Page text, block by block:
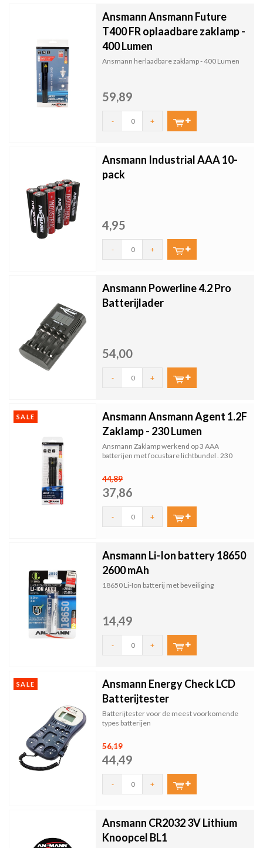
Ansmann Ansmann Future
T400 FR oplaadbare zaklamp -
400 Lumen
Ansmann herlaadbare zaklamp - 400 Lumen
59,89
- +
Ansmann Industrial AAA 10-
pack
4,95
- +
Ansmann Powerline 4.2 Pro
Batterijlader
54,00
- +
SALE
Ansmann Ansmann Agent 1.2F
Zaklamp - 230 Lumen
Ansmann Zaklamp werkend op 3 AAA
batterijen met focusbare lichtbundel . 230
44,89
37,86
- +
Ansmann Li-Ion battery 18650
2600 mAh
18650 Li-Ion batterij met beveiliging
14,49
- +
SALE
Ansmann Energy Check LCD
Batterijtester
Batterijtester voor de meest voorkomende
types batterijen
56,19
44,49
- +
Ansmann CR2032 3V Lithium
Knoopcel BL1